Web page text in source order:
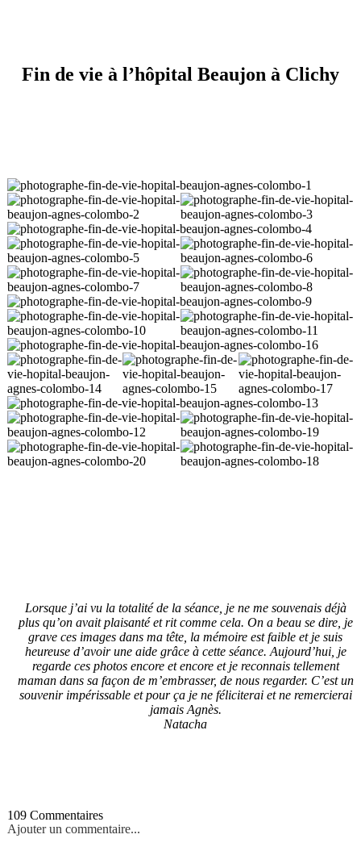
Fin de vie à l’hôpital Beaujon à Clichy
Lorsque j’ai vu la totalité de la séance, je ne me souvenais déjà
plus qu’on avait plaisanté et rit comme cela. On a beau se dire, je
grave ces images dans ma tête, la mémoire est faible et je suis
heureuse d’avoir une aide grâce à cette séance. Aujourd’hui, je
regarde ces photos encore et encore et je reconnais tellement
maman dans sa façon de m’embrasser, de nous regarder. C’est un
souvenir impérissable et pour ça je ne féliciterai et ne remercierai
jamais Agnès.
Natacha
109 Commentaires
Ajouter un commentaire...